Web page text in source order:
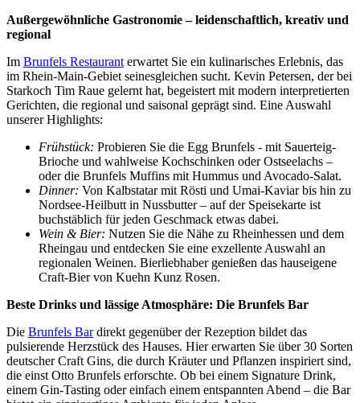
Außergewöhnliche Gastronomie – leidenschaftlich, kreativ und
regional
Im Brunfels Restaurant erwartet Sie ein kulinarisches Erlebnis, das
im Rhein-Main-Gebiet seinesgleichen sucht. Kevin Petersen, der bei
Starkoch Tim Raue gelernt hat, begeistert mit modern interpretierten
Gerichten, die regional und saisonal geprägt sind. Eine Auswahl
unserer Highlights:
Frühstück: Probieren Sie die Egg Brunfels - mit Sauerteig-
Brioche und wahlweise Kochschinken oder Ostseelachs –
oder die Brunfels Muffins mit Hummus und Avocado-Salat.
Dinner: Von Kalbstatar mit Rösti und Umai-Kaviar bis hin zu
Nordsee-Heilbutt in Nussbutter – auf der Speisekarte ist
buchstäblich für jeden Geschmack etwas dabei.
Wein & Bier: Nutzen Sie die Nähe zu Rheinhessen und dem
Rheingau und entdecken Sie eine exzellente Auswahl an
regionalen Weinen. Bierliebhaber genießen das hauseigene
Craft-Bier von Kuehn Kunz Rosen.
Beste Drinks und lässige Atmosphäre: Die Brunfels Bar
Die Brunfels Bardirekt gegenüber der Rezeption bildet das
pulsierende Herzstück des Hauses. Hier erwarten Sie über 30 Sorten
deutscher Craft Gins, die durch Kräuter und Pflanzen inspiriert sind,
die einst Otto Brunfels erforschte. Ob bei einem Signature Drink,
einem Gin-Tasting oder einfach einem entspannten Abend – die Bar